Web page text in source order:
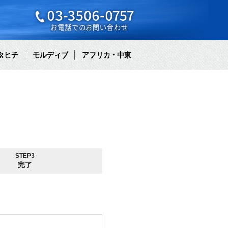
ヒチ モルディブ アフリカ・中東
STEP3
完了